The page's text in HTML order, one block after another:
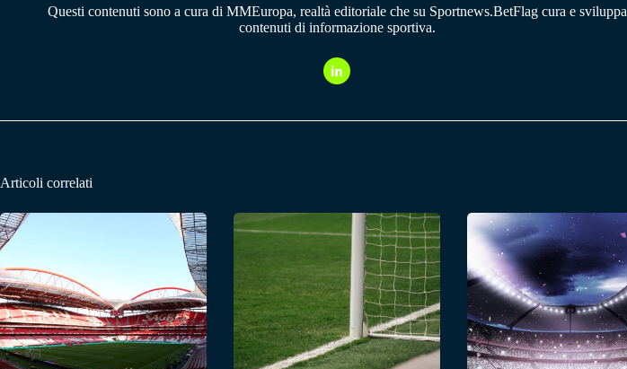
Questi contenuti sono a cura di MMEuropa, realtà editoriale che su Sportnews.BetFlag cura e sviluppa
contenuti di informazione sportiva.
Articoli correlati